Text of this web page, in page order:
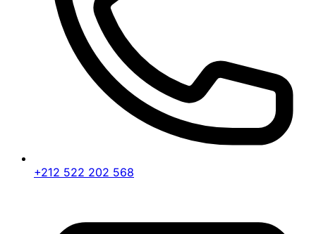
+212 522 202 568